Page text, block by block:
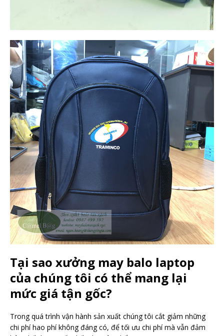
Tại sao xưởng may balo laptop
của chúng tôi có thể mang lại
mức giá tận gốc?
Trong quá trình vận hành sản xuất chúng tôi cắt giảm những
chi phí hao phí không đáng có, để tối ưu chi phí mà vẫn đảm